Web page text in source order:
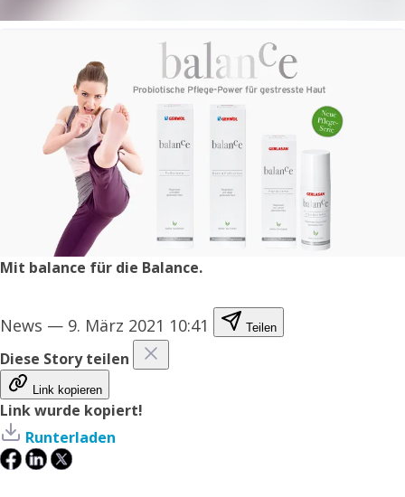
Mit balance für die Balance.
News — 9. März 2021 10:41 Teilen
Diese Story teilen
Link kopieren
Link wurde kopiert!
Runterladen